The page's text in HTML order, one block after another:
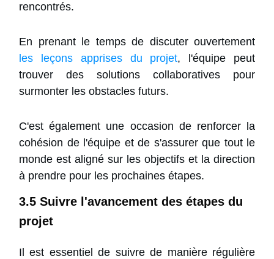
rencontrés.
En prenant le temps de discuter ouvertement
les leçons apprises du projet, l'équipe peut
trouver des solutions collaboratives pour
surmonter les obstacles futurs.
C'est également une occasion de renforcer la
cohésion de l'équipe et de s'assurer que tout le
monde est aligné sur les objectifs et la direction
à prendre pour les prochaines étapes.
3.5 Suivre l'avancement des étapes du
projet
Il est essentiel de suivre de manière régulière